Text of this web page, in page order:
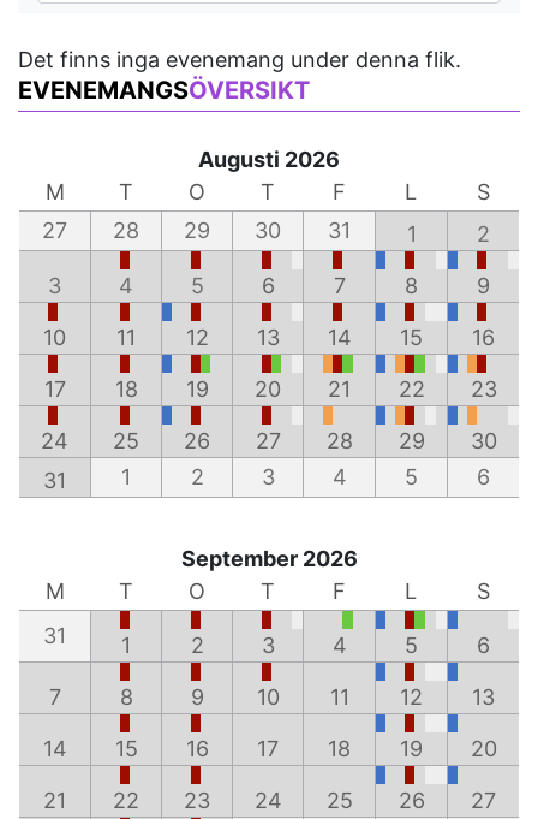
Det finns inga evenemang under denna flik.
EVENEMANGSÖVERSIKT
Augusti 2026
M
T O T F L
S
27
28 29 30 31 1 2
3 4 5 6 7 8 9
10 11 12 13 14 15 16
17 18 19 20 21 22 23
24 25 26 27 28 29
30
31
1 2 3 4 5 6
September 2026
M
T O T F L
S
31
1 2 3 4 5 6
7 8 9 10 11 12 13
14 15 16 17 18 19 20
21 22 23 24 25 26 27